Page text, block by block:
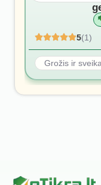
5(1)
Grožis ir